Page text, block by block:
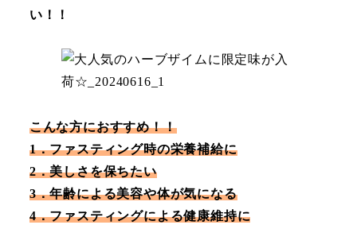
い！！
こんな方におすすめ！！
1．ファスティング時の栄養補給に
2．美しさを保ちたい
3．年齢による美容や体が気になる
4．ファスティングによる健康維持に